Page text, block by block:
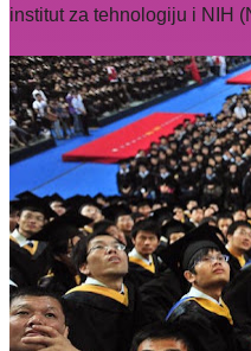
institut za tehnologiju i NIH